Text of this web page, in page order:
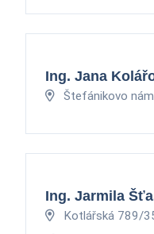
Ing. Jana
Štefánikovo
Ing. Jarmila
Kotlářská 789/